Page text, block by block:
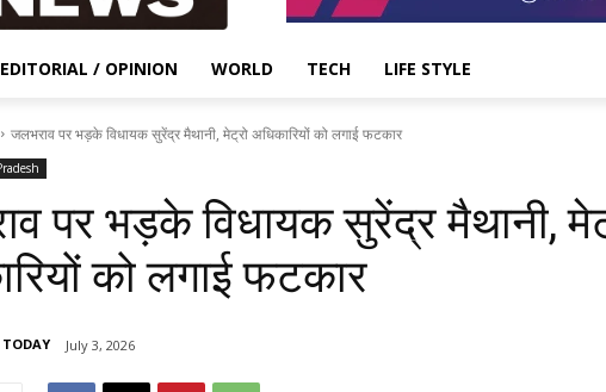
EDITORIAL / OPINION WORLD TECH LIFE STYLE
जलभराव पर भड़के विधायक सुरेंद्र मैथानी, मेट्रो अधिकारियों को लगाई फटकार
पर भड़के विधायक सुरेंद्र मैथानी,
को लगाई फटकार
July 3, 2026